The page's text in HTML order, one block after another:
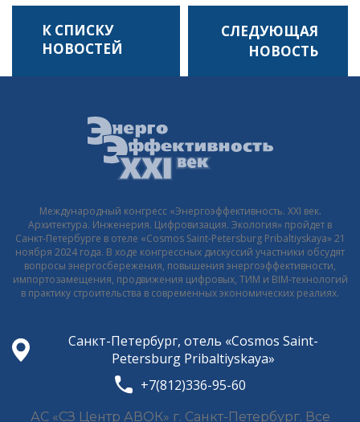
К СПИСКУ
НОВОСТЕЙ
НАВИГАЦИЯ
ЗАПИСЯМ
Международный конгресс «Энергоэффективность. XXI век.
Архитектура. Инженерия. Цифровизация. Экология» пройдет в
Санкт-Петербурге в отеле «Cosmos Saint-Petersburg Pribaltiyskaya» 21
ноября 2024 года. В ходе конгрессных дискуссий участники обсудят
вопросы энергосбережения, повышения энергоэффективности,
импортозамещения, продвижения цифровых, ТИМ и BIM-технологий
в практику строительства в современных экономических реалиях.
Санкт-Петербург, отель «Cosmos Saint-
Petersburg Pribaltiyskaya»
+7(812)336-95-60
АС «СЗ Центр АВОК» г. Санкт-Петербург. Все